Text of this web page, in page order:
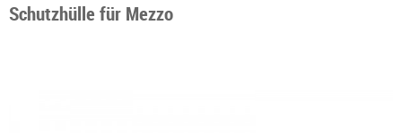
Schutzhülle für Mezzo